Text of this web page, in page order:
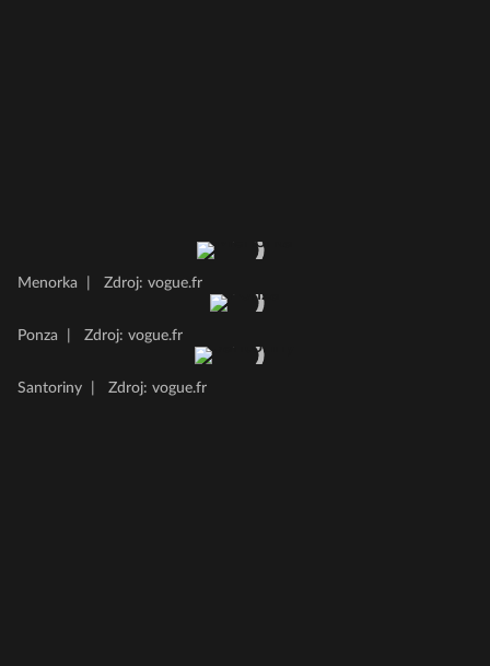
Menorka Zdroj: vogue.fr
Ponza Zdroj: vogue.fr
Santoriny Zdroj: vogue.fr